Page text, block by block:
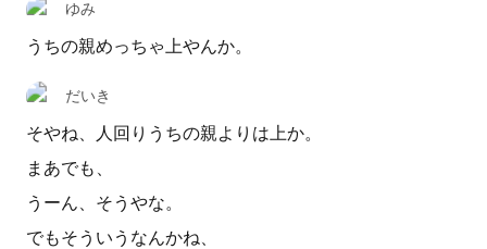
ゆみ
うちの親めっちゃ上やんか。
だいき
そやね、人回りうちの親よりは上か。
まあでも、
うーん、そうやな。
でもそういうなんかね、